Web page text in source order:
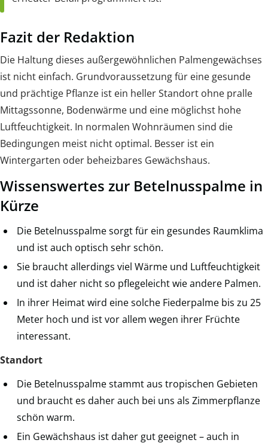
Fazit der Redaktion
Die Haltung dieses außergewöhnlichen Palmengewächses
ist nicht einfach. Grundvoraussetzung für eine gesunde
und prächtige Pflanze ist ein heller Standort ohne pralle
Mittagssonne, Bodenwärme und eine möglichst hohe
Luftfeuchtigkeit. In normalen Wohnräumen sind die
Bedingungen meist nicht optimal. Besser ist ein
Wintergarten oder beheizbares Gewächshaus.
Wissenswertes zur Betelnusspalme in
Kürze
Die Betelnusspalme sorgt für ein gesundes Raumklima
und ist auch optisch sehr schön.
Sie braucht allerdings viel Wärme und Luftfeuchtigkeit
und ist daher nicht so pflegeleicht wie andere Palmen.
In ihrer Heimat wird eine solche Fiederpalme bis zu 25
Meter hoch und ist vor allem wegen ihrer Früchte
interessant.
Standort
Die Betelnusspalme stammt aus tropischen Gebieten
und braucht es daher auch bei uns als Zimmerpflanze
schön warm.
Ein Gewächshaus ist daher gut geeignet – auch in